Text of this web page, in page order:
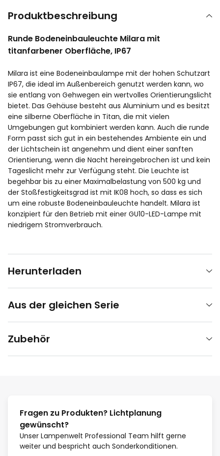
Produktbeschreibung
Runde Bodeneinbauleuchte Milara mit
titanfarbener Oberfläche, IP67
Milara ist eine Bodeneinbaulampe mit der hohen Schutzart
IP67, die ideal im Außenbereich genutzt werden kann, wo
sie entlang von Gehwegen ein wertvolles Orientierungslicht
bietet. Das Gehäuse besteht aus Aluminium und es besitzt
eine silberne Oberfläche in Titan, die mit vielen
Umgebungen gut kombiniert werden kann. Auch die runde
Form passt sich gut in ein bestehendes Ambiente ein und
der Lichtschein ist angenehm und dient einer sanften
Orientierung, wenn die Nacht hereingebrochen ist und kein
Tageslicht mehr zur Verfügung steht. Die Leuchte ist
begehbar bis zu einer Maximalbelastung von 500 kg und
der Stoßfestigkeitsgrad ist mit IK08 hoch, so dass es sich
um eine robuste Bodeneinbauleuchte handelt. Milara ist
konzipiert für den Betrieb mit einer GU10-LED-Lampe mit
niedrigem Stromverbrauch.
Herunterladen
Aus der gleichen Serie
Zubehör
Fragen zu Produkten? Lichtplanung
gewünscht?
Unser Lampenwelt Professional Team hilft gerne
weiter und bespricht auch Sonderkonditionen.